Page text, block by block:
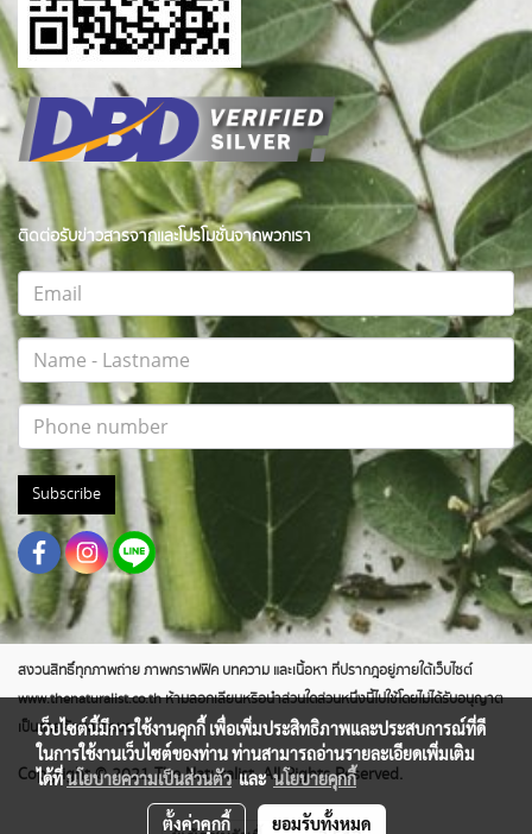
ติดต่อรับข่าวสารจากและโปรโมชั่นจากพวกเรา
Subscribe
สงวนสิทธิ์ทุกภาพถ่าย ภาพกราฟฟิค บทความ และเนื้อหา ที่ปรากฎอยู่ภายใต้เว็บไซต์
www.thenaturalist.co.th ห้ามลอกเลียนหรือนำส่วนใดส่วนหนึ่งนี้ไปใช้โดยไม่ได้รับอนุญาต
เป็นลายลักษณ์อักษร
Copyright © 2021 The Naturalist. All Rights Reserved.
เว็บไซต์นี้มีการใช้งานคุกกี้ เพื่อเพิ่มประสิทธิภาพและประสบการณ์ที่ดี
ในการใช้งานเว็บไซต์ของท่าน ท่านสามารถอ่านรายละเอียดเพิ่มเติม
ได้ที่นโยบายความเป็นส่วนตัวและนโยบายคุกกี้
ตั้งค่าคุกกี้ ยอมรับทั้งหมด